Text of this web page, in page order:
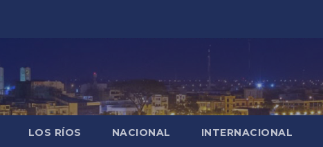
LOS RÍOS NACIONAL INTERNACIONAL